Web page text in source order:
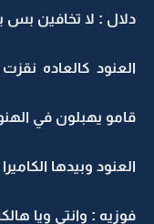
دلال : لا تخافين بس
العنود كالعاده
قامو يهبلون في
العنود وبيدها
فوزيه : وانتي ويا